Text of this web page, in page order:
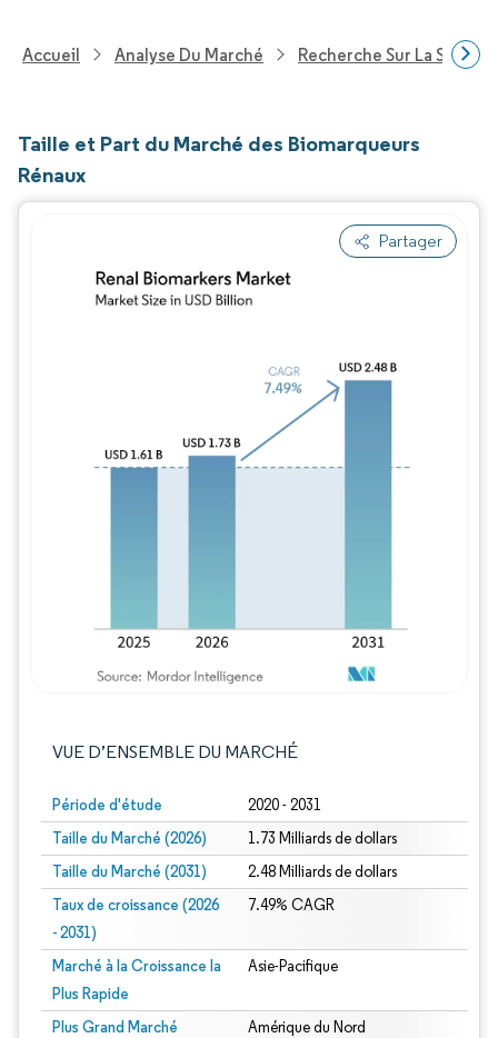
Accueil Analyse Du Marché Recherche Sur La Santé
Taille et Part du Marché des Biomarqueurs
Rénaux
Partager
VUE D’ENSEMBLE DU MARCHÉ
Période d'étude 2020 - 2031
Taille du Marché (2026) 1.73 Milliards de dollars
Taille du Marché (2031) 2.48 Milliards de dollars
Taux de croissance (2026
- 2031)
7.49% CAGR
Marché à la Croissance la
Plus Rapide
Asie-Pacifique
Plus Grand Marché Amérique du Nord